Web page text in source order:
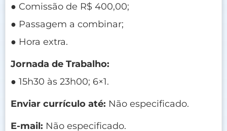
● Comissão de R$ 400,00;
● Passagem a combinar;
● Hora extra.
Jornada de Trabalho:
● 15h30 às 23h00; 6×1.
Enviar currículo até: Não especificado.
E-mail: Não especificado.